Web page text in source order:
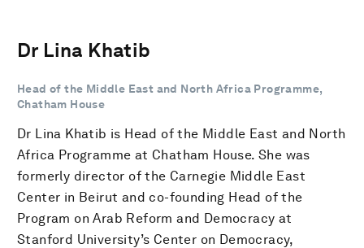
Dr Lina Khatib
Head of the Middle East and North Africa Programme,
Chatham House
Dr Lina Khatib is Head of the Middle East and North
Africa Programme at Chatham House. She was
formerly director of the Carnegie Middle East
Center in Beirut and co-founding Head of the
Program on Arab Reform and Democracy at
Stanford University’s Center on Democracy,